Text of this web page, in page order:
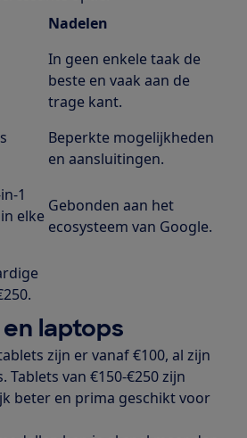
Nadelen
In geen enkele taak de
beste en vaak aan de
trage kant.
Beperkte mogelijkheden
en aansluitingen.
1
elke
Gebonden aan het
ecosysteem van Google.
laptops
zijn er vanaf €100, al zijn
Tablets van €150-€250 zijn
beter en prima geschikt voor